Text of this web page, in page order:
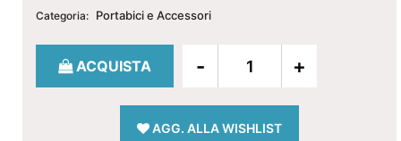
Categoria: Portabici e Accessori
Quantità
ACQUISTA
AGG. ALLA WISHLIST